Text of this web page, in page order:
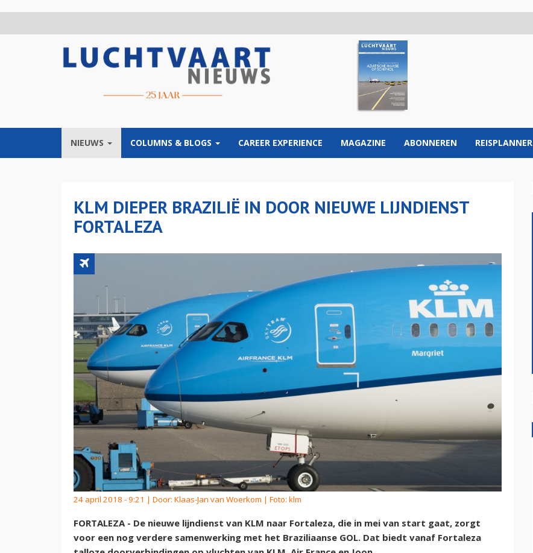
NIEUWS COLUMNS & BLOGS CAREER EXPERIENCE MAGAZINE ABONNEREN REISPLANNER
KLM DIEPER BRAZILIË IN DOOR NIEUWE LIJNDIENST
FORTALEZA
24 april 2018 - 9:21 | Door: Klaas-Jan van Woerkom | Foto: klm
FORTALEZA - De nieuwe lijndienst van KLM naar Fortaleza, die in mei van start gaat, zorgt
voor een nog verdere samenwerking met het Braziliaanse GOL. Dat biedt vanaf Fortaleza